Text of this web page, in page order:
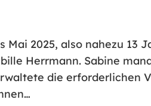
Mai 2025, also nahezu
Herrmann. Sabine
die